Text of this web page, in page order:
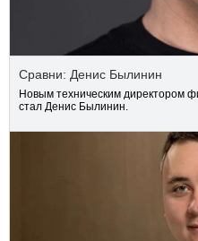
Сравни: Денис Былинин
Новым техническим директором
стал Денис Былинин.